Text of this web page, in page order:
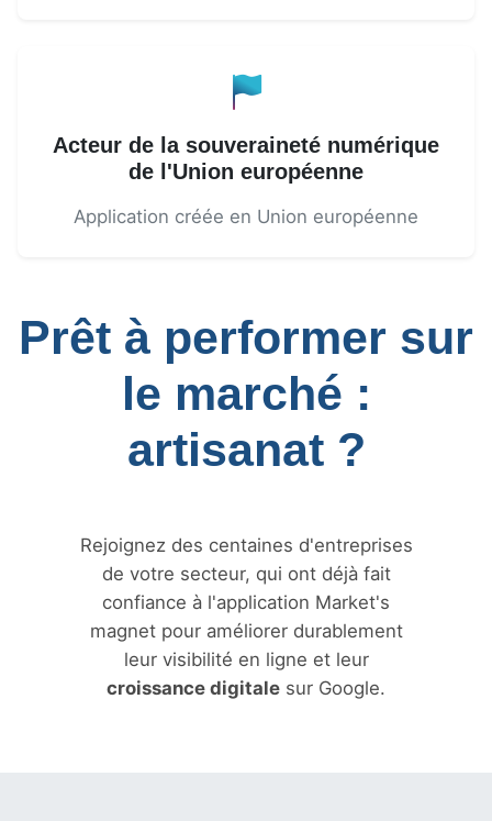
Acteur de la souveraineté numérique
de l'Union européenne
Application créée en Union européenne
Prêt à performer sur
le marché :
artisanat ?
Rejoignez des centaines d'entreprises
de votre secteur, qui ont déjà fait
confiance à l'application Market's
magnet pour améliorer durablement
leur visibilité en ligne et leur
croissance digitale sur Google.